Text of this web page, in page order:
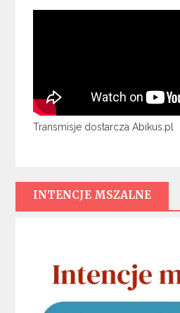
Transmisje dostarcza Abikus.pl
INTENCJE MSZALNE